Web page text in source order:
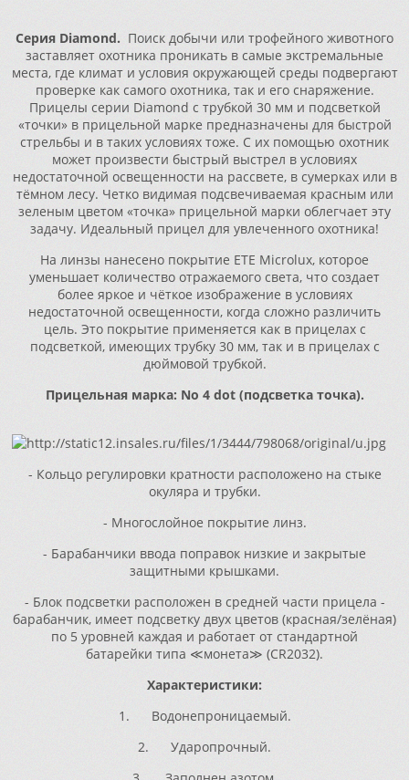
Серия Diamond. Поиск добычи или трофейного животного
заставляет охотника проникать в самые экстремальные
места, где климат и условия окружающей среды подвергают
проверке как самого охотника, так и его снаряжение.
Прицелы серии Diamond с трубкой 30 мм и подсветкой
«точки» в прицельной марке предназначены для быстрой
стрельбы и в таких условиях тоже. С их помощью охотник
может произвести быстрый выстрел в условиях
недостаточной освещенности на рассвете, в сумерках или в
тёмном лесу. Четко видимая подсвечиваемая красным или
зеленым цветом «точка» прицельной марки облегчает эту
задачу. Идеальный прицел для увлеченного охотника!
На линзы нанесено покрытие ETE Microlux, которое
уменьшает количество отражаемого света, что создает
более яркое и чёткое изображение в условиях
недостаточной освещенности, когда сложно различить
цель. Это покрытие применяется как в прицелах с
подсветкой, имеющих трубку 30 мм, так и в прицелах с
дюймовой трубкой.
Прицельная марка: No 4 dot (подсветка точка).
- Кольцо регулировки кратности расположено на стыке
окуляра и трубки.
- Многослойное покрытие линз.
- Барабанчики ввода поправок низкие и закрытые
защитными крышками.
- Блок подсветки расположен в средней части прицела -
барабанчик, имеет подсветку двух цветов (красная/зелёная)
по 5 уровней каждая и работает от стандартной
батарейки типа ≪монета≫ (CR2032).
Характеристики:
1. Водонепроницаемый.
2. Ударопрочный.